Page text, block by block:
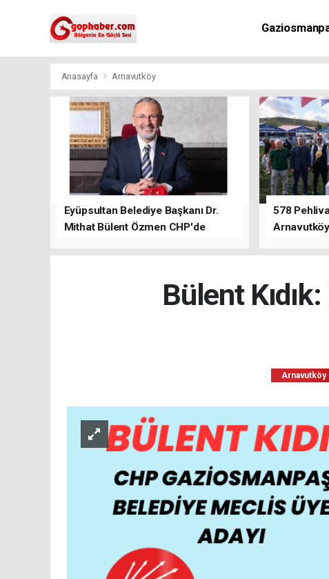
Anasayfa Arnavutköy
Eyüpsultan Belediye Başkanı Dr.
Mithat Bülent Özmen CHP'de
578
Bülent
Arnavutköy